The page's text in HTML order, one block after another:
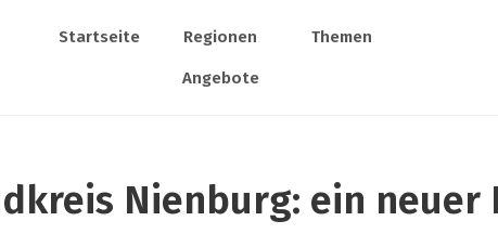
Startseite Regionen Themen
Angebote
Nienburg: ein